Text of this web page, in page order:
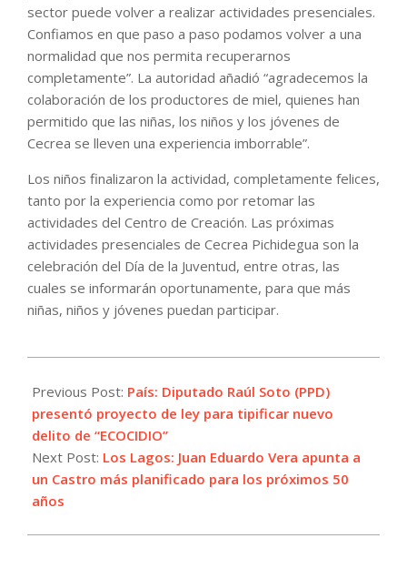
sector puede volver a realizar actividades presenciales.
Confiamos en que paso a paso podamos volver a una
normalidad que nos permita recuperarnos
completamente”. La autoridad añadió “agradecemos la
colaboración de los productores de miel, quienes han
permitido que las niñas, los niños y los jóvenes de
Cecrea se lleven una experiencia imborrable”.
Los niños finalizaron la actividad, completamente felices,
tanto por la experiencia como por retomar las
actividades del Centro de Creación. Las próximas
actividades presenciales de Cecrea Pichidegua son la
celebración del Día de la Juventud, entre otras, las
cuales se informarán oportunamente, para que más
niñas, niños y jóvenes puedan participar.
08-
11
Previous Post: País: Diputado Raúl Soto (PPD)
presentó proyecto de ley para tipificar nuevo
delito de “ECOCIDIO”
Next Post: Los Lagos: Juan Eduardo Vera apunta a
un Castro más planificado para los próximos 50
años